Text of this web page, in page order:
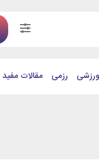
ورزشی رزمی مقالات